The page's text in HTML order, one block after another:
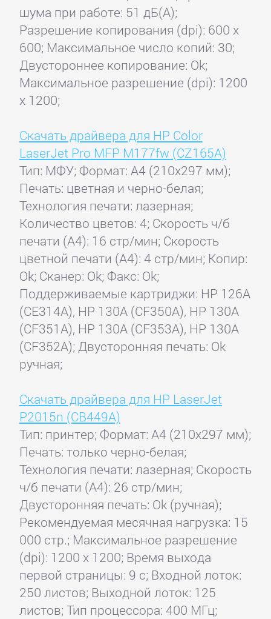
шума при работе: 51 дБ(А);
Разрешение копирования (dpi): 600 x
600; Максимальное число копий: 30;
Двустороннее копирование: Ok;
Максимальное разрешение (dpi): 1200
x 1200;
Скачать драйвера для HP Color
LaserJet Pro MFP M177fw (CZ165A)
Тип: МФУ; Формат: A4 (210x297 мм);
Печать: цветная и черно-белая;
Технология печати: лазерная;
Количество цветов: 4; Скорость ч/б
печати (А4): 16 стр/мин; Скорость
цветной печати (А4): 4 стр/мин; Копир:
Ok; Сканер: Ok; Факс: Ok;
Поддерживаемые картриджи: HP 126A
(CE314A), HP 130A (CF350A), HP 130A
(CF351A), HP 130A (CF353A), HP 130A
(CF352A); Двусторонняя печать: Ok
ручная;
Скачать драйвера для HP LaserJet
P2015n (CB449A)
Тип: принтер; Формат: A4 (210x297 мм);
Печать: только черно-белая;
Технология печати: лазерная; Скорость
ч/б печати (А4): 26 стр/мин;
Двусторонняя печать: Ok (ручная);
Рекомендуемая месячная нагрузка: 15
000 стр.; Максимальное разрешение
(dpi): 1200 x 1200; Время выхода
первой страницы: 9 с; Входной лоток:
250 листов; Выходной лоток: 125
листов; Тип процессора: 400 МГц;